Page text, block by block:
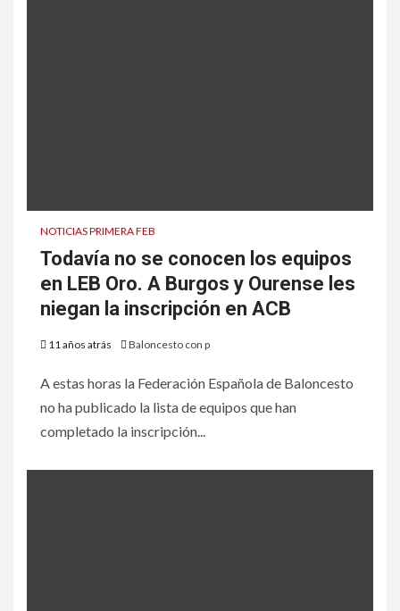
NOTICIAS PRIMERA FEB
Todavía no se conocen los equipos
en LEB Oro. A Burgos y Ourense les
niegan la inscripción en ACB
11 años atrás Baloncesto con p
A estas horas la Federación Española de Baloncesto
no ha publicado la lista de equipos que han
completado la inscripción...